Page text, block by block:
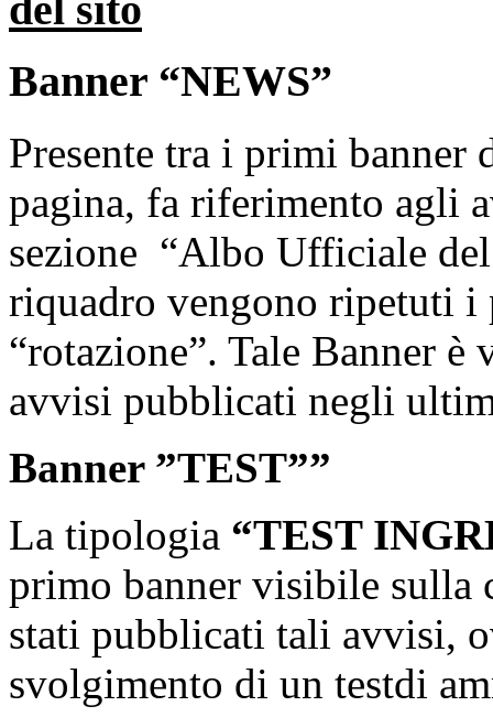
Banner “NEWS”
Presente tra i primi banner
pagina, fa riferimento agli
sezione “Albo Ufficiale
riquadro vengono ripetuti
“rotazione”. Tale Banner
avvisi pubblicati negli
Banner ”TEST””
La tipologia “TEST
primo banner visibile sulla
stati pubblicati tali avvisi,
svolgimento di un testdi